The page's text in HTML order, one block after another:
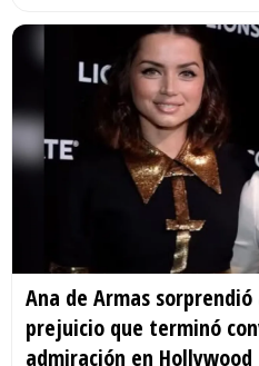
Ana de Armas sorprendió
prejuicio que terminó
admiración en Hollywood